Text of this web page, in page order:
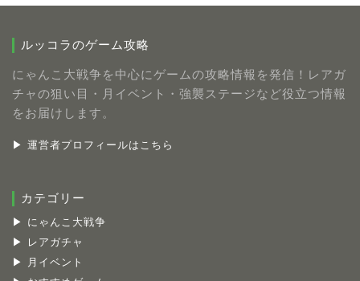
ルッコラのゲーム攻略
にゃんこ大戦争を中心にゲームの攻略情報を発信！レアガ
チャの狙い目・月イベント・強襲ステージなど役立つ情報
をお届けします。
▶ 運営者プロフィールはこちら
カテゴリー
▶ にゃんこ大戦争
▶ レアガチャ
▶ 月イベント